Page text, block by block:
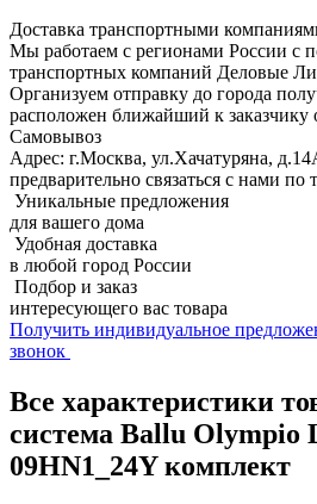
Доставка транспортными
Мы работаем с регионами России с
транспортных компаний Деловые
Организуем отправку до города
расположен ближайший к заказчику
Самовывоз
Адрес: г.Москва, ул.Хачатуряна,
предварительно связаться с нами по
Уникальные предложения
для вашего дома
Удобная доставка
в любой город России
Подбор и заказ
интересующего вас товара
Получить индивидуальное
звонок
Все характеристики
система Ballu Olympio
09HN1_24Y комплект